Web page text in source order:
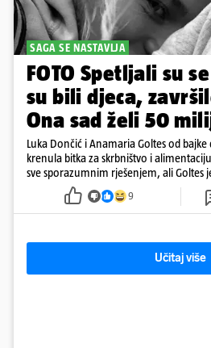
SAGA SE NASTAVLJA
FOTO Spetljali su
su bili djeca,
Ona sad želi 50
Luka Dončić i Anamaria Goltes od
krenula bitka za skrbništvo i
sve sporazumnim rješenjem, ali Goltes
u Sloveniji
9
Učitaj više